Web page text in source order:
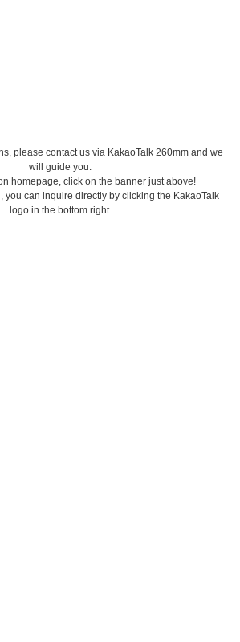
please contact us via KakaoTalk 260mm and we
will guide you.
homepage, click on the banner just above!
you can inquire directly by clicking the KakaoTalk
logo in the bottom right.